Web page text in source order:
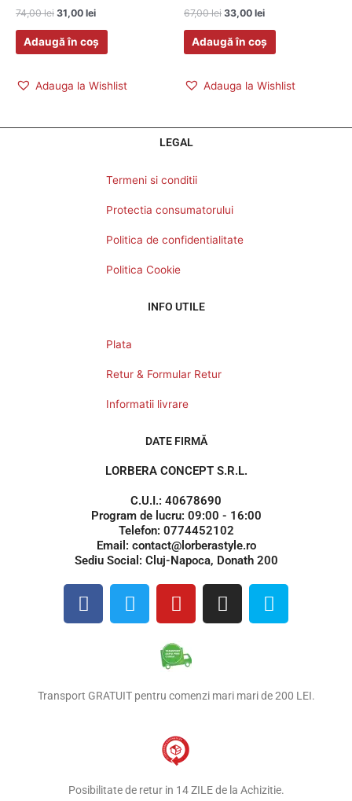
74,00lei 31,00 lei
Adaugă în coș
Adauga la Wishlist
67,00lei 33,00 lei
Adaugă în coș
Adauga la Wishlist
LEGAL
Termeni si conditii
Protectia consumatorului
Politica de confidentialitate
Politica Cookie
INFO UTILE
Plata
Retur & Formular Retur
Informatii livrare
DATE FIRMĂ
LORBERA CONCEPT S.R.L.
C.U.I.: 40678690
Program de lucru: 09:00 - 16:00
Telefon: 0774452102
Email: contact@lorberastyle.ro
Sediu Social: Cluj-Napoca, Donath 200
F
a
o
T
w
e
Y
o
t
u
b
I
n
g
S
k
Transport GRATUIT pentru comenzi mari mari de 200 LEI.
Posibilitate de retur in 14 ZILE de la Achizitie.